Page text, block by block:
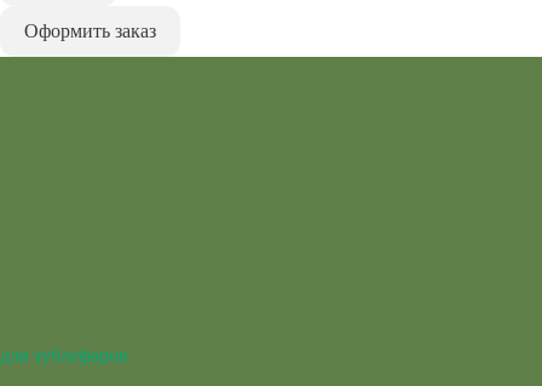
Оформить заказ
для эублефаров